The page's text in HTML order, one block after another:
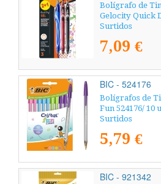
Bolígrafo de
Gelocity Quick
Surtidos
7,09 €
BIC - 524176
Bolígrafos de
Fun 524176/ 10
Surtidos
5,79 €
BIC - 921342